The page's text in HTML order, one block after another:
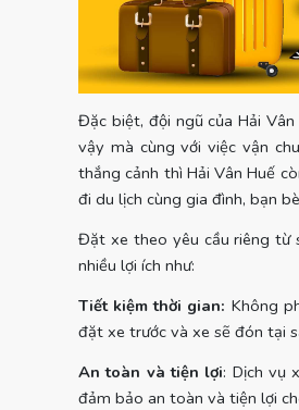
Đặc biệt, đội ngũ của Hải
vậy mà cùng với việc vận
thắng cảnh thì Hải Vân Huế
đi du lịch cùng gia đình, bạn
Đặt xe theo yêu cầu riêng từ
nhiều lợi ích như:
Tiết kiệm thời gian: Không
đặt xe trước và xe sẽ đón tại
An toàn và tiện lợi: Dịch vụ
đảm bảo an toàn và tiện lợi